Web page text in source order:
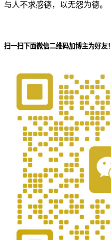
与人不求感德，以无怨为德。
扫一扫下面微信二维码加博主为好友！